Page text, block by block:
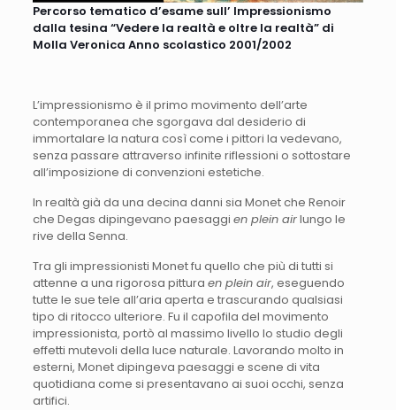
Percorso tematico d’esame sull’ Impressionismo
dalla tesina “Vedere la realtà e oltre la realtà” di
Molla Veronica Anno scolastico 2001/2002
L’impressionismo è il primo movimento dell’arte
contemporanea che sgorgava dal desiderio di
immortalare la natura così come i pittori la vedevano,
senza passare attraverso infinite riflessioni o sottostare
all’imposizione di convenzioni estetiche.
In realtà già da una decina danni sia Monet che Renoir
che Degas dipingevano paesaggi en plein airlungo le
rive della Senna.
Tra gli impressionisti Monet fu quello che più di tutti si
attenne a una rigorosa pittura en plein air, eseguendo
tutte le sue tele all’aria aperta e trascurando qualsiasi
tipo di ritocco ulteriore. Fu il capofila del movimento
impressionista, portò al massimo livello lo studio degli
effetti mutevoli della luce naturale. Lavorando molto in
esterni, Monet dipingeva paesaggi e scene di vita
quotidiana come si presentavano ai suoi occhi, senza
artifici.